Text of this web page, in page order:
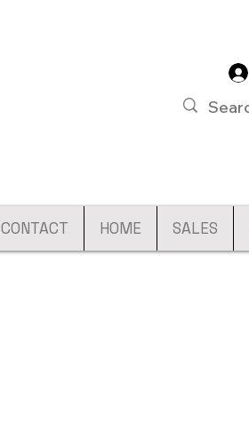
CONTACT HOME SALES